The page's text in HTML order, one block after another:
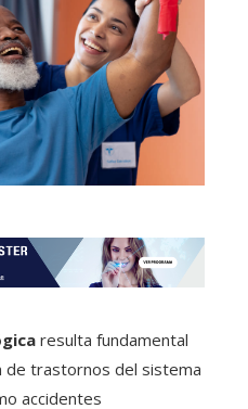
resulta fundamental
de trastornos del sistema
accidentes